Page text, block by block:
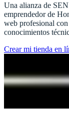
Una alianza de
emprendedor de
web profesional
conocimientos
Crear mi tienda en